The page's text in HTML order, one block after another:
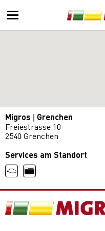
Migros | Grenchen
Freiestrasse 10
2540 Grenchen
Services am Standort